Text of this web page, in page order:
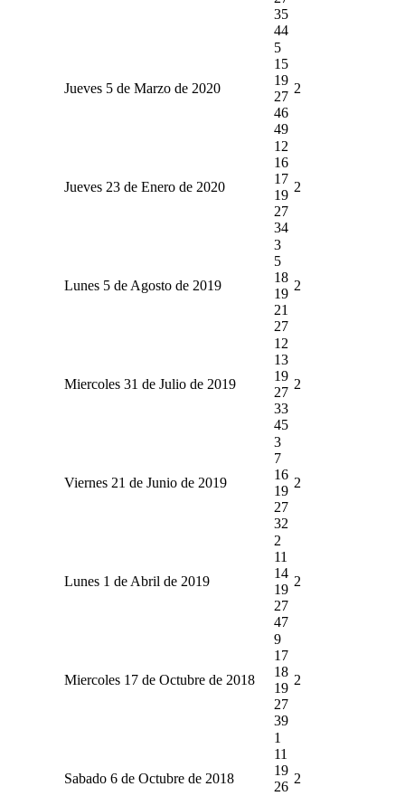
35
44
Jueves 5 de Marzo de 2020
5
15
19
27
46
49
2
Jueves 23 de Enero de 2020
12
16
17
19
27
34
2
Lunes 5 de Agosto de 2019
3
5
18
19
21
27
2
Miercoles 31 de Julio de 2019
12
13
19
27
33
45
2
Viernes 21 de Junio de 2019
3
7
16
19
27
32
2
Lunes 1 de Abril de 2019
2
11
14
19
27
47
2
Miercoles 17 de Octubre de 2018
9
17
18
19
27
39
2
Sabado 6 de Octubre de 2018
1
11
19
26
2